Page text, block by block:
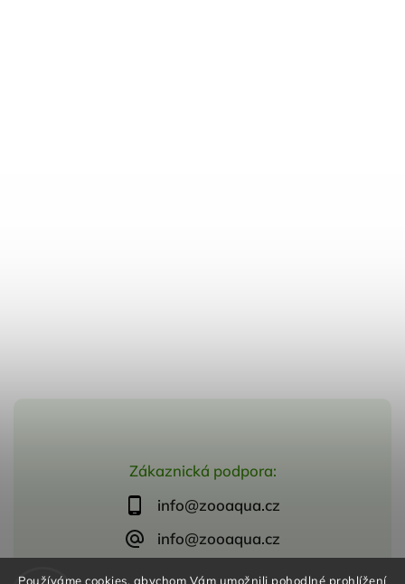
Používáme cookies, abychom Vám umožnili pohodlné prohlížení
Zákaznická podpora:
info@zooaqua.cz
info@zooaqua.cz